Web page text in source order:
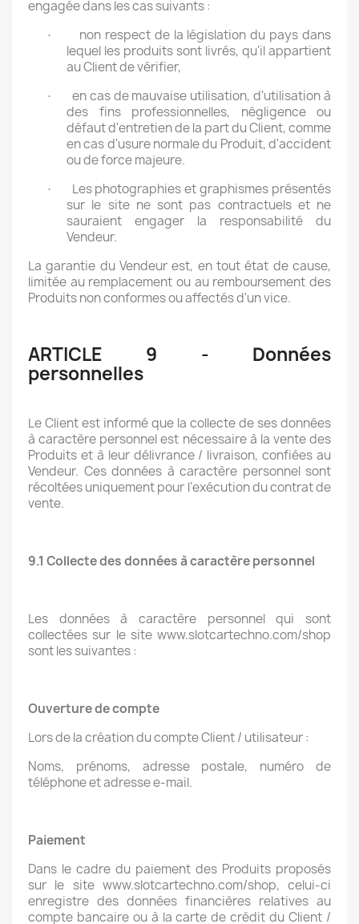
engagée dans les cas suivants :
·
non respect de la législation du pays dans
lequel les produits sont livrés, qu'il appartient
au Client de vérifier,
·
en cas de mauvaise utilisation, d'utilisation à
des fins professionnelles, négligence ou
défaut d'entretien de la part du Client, comme
en cas d'usure normale du Produit, d'accident
ou de force majeure.
·
Les photographies et graphismes présentés
sur le site ne sont pas contractuels et ne
sauraient engager la responsabilité du
Vendeur.
La garantie du Vendeur est, en tout état de cause,
limitée au remplacement ou au remboursement des
Produits non conformes ou affectés d'un vice.
ARTICLE 9 - Données
personnelles
Le Client est informé que la collecte de ses données
à caractère personnel est nécessaire à la vente des
Produits et à leur délivrance / livraison, confiées au
Vendeur. Ces données à caractère personnel sont
récoltées uniquement pour l’exécution du contrat de
vente.
9.1 Collecte des données à caractère personnel
Les données à caractère personnel qui sont
collectées sur le site www.slotcartechno.com/shop
sont les suivantes :
Ouverture de compte
Lors de la création du compte Client / utilisateur :
Noms, prénoms, adresse postale, numéro de
téléphone et adresse e-mail.
Paiement
Dans le cadre du paiement des Produits proposés
sur le site www.slotcartechno.com/shop, celui-ci
enregistre des données financières relatives au
compte bancaire ou à la carte de crédit du Client /